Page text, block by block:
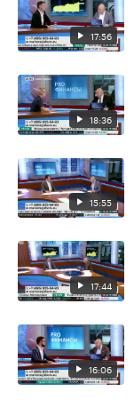
17:56
18:36
15:55
17:44
16:06